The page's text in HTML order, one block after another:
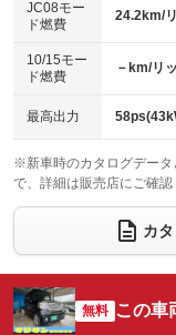
電動格納ミラー
：装備なし
パワーシート
ベンチシート
：装備あり
チップアップシート
：装備なし
：装備なし
ウォークスルー
：装備なし
電動リアゲート
：装備なし
サイドカメラ
：装備なし
JC08モー
ド燃費
24.2km/
10/15モー
ド燃費
－km/リ
最高出力
※新車時のカタログデータ
で、詳細は販売店にご確認
カ
無料 この車